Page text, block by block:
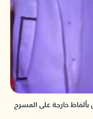
بألفاظ خارجة على المسرح